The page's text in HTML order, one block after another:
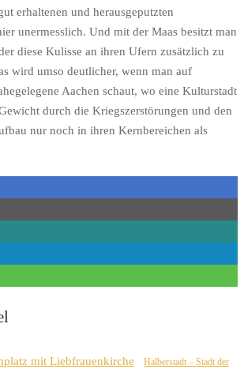
erhaltenen und herausgeputzten
unermesslich. Und mit der Maas besitzt man
diese Kulisse an ihren Ufern zusätzlich zu
wird umso deutlicher, wenn man auf
Aachen schaut, wo eine Kulturstadt
durch die Kriegszerstörungen und den
nur noch in ihren Kernbereichen als
Halberstadt – Stadt der